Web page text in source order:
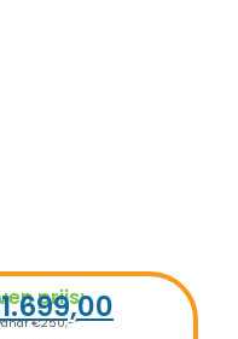
prijs:
1.699,00
€250,-*